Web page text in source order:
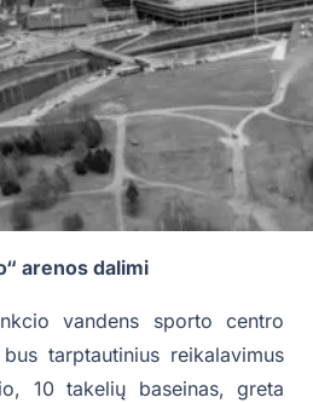
arenos dalimi
vandens sporto centro
tarptautinius reikalavimus
10 takelių baseinas, greta